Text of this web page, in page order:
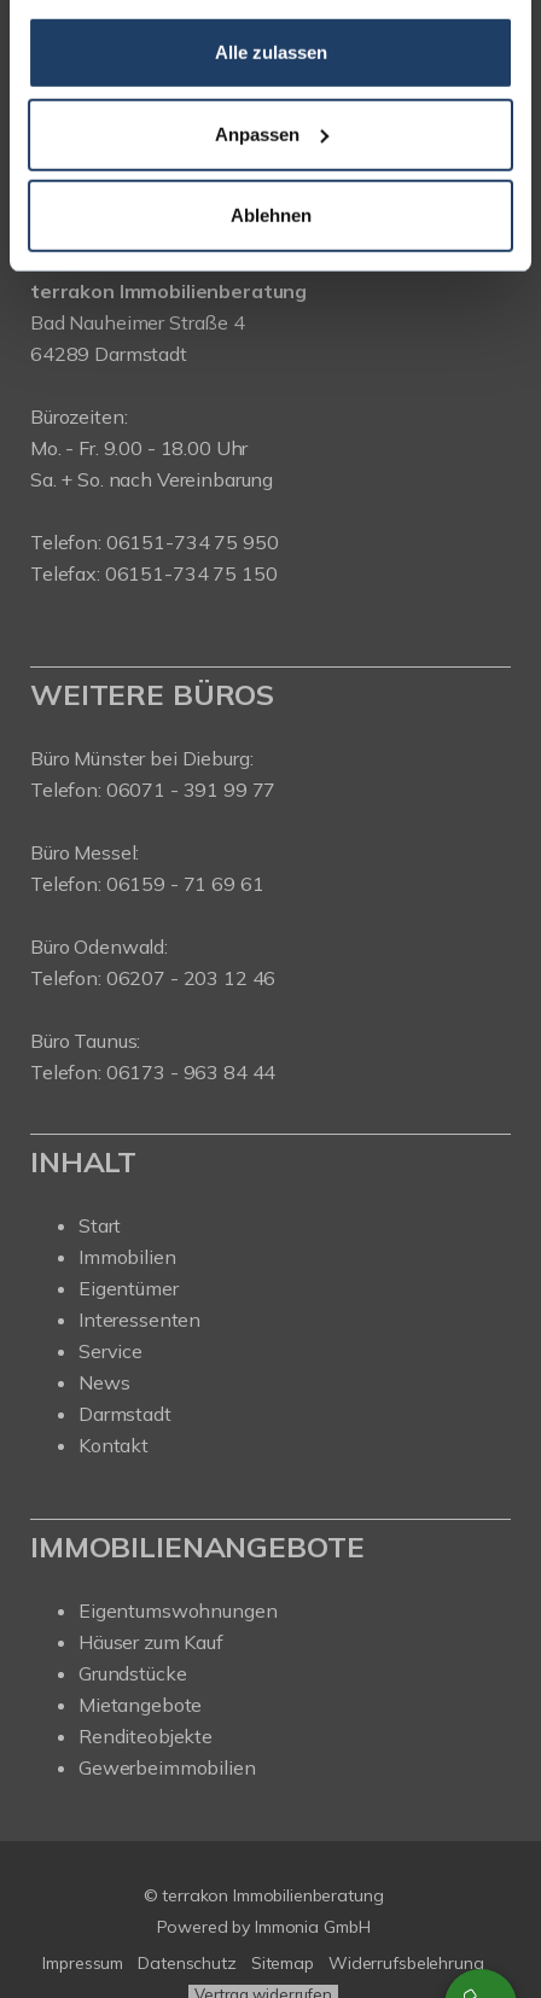
Alle zulassen
Anpassen
Ablehnen
terrakon Immobilienberatung
Bad Nauheimer Straße 4
64289 Darmstadt
Bürozeiten:
Mo. - Fr. 9.00 - 18.00 Uhr
Sa. + So. nach Vereinbarung
Telefon: 06151-734 75 950
Telefax: 06151-734 75 150
WEITERE BÜROS
Büro Münster bei Dieburg:
Telefon: 06071 - 391 99 77
Büro Messel:
Telefon: 06159 - 71 69 61
Büro Odenwald:
Telefon: 06207 - 203 12 46
Büro Taunus:
Telefon: 06173 - 963 84 44
INHALT
Start
Immobilien
Eigentümer
Interessenten
Service
News
Darmstadt
Kontakt
IMMOBILIENANGEBOTE
Eigentumswohnungen
Häuser zum Kauf
Grundstücke
Mietangebote
Renditeobjekte
Gewerbeimmobilien
© terrakon Immobilienberatung
Powered by Immonia GmbH
Impressum
Datenschutz Sitemap Widerrufsbelehrung